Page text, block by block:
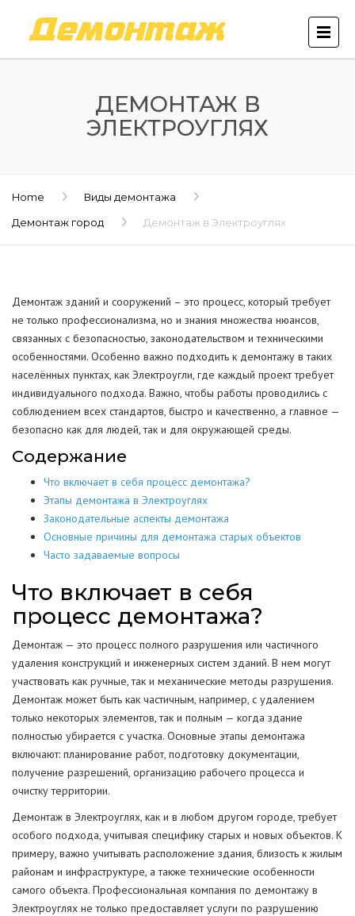
ДЕМОНТАЖ В
ЭЛЕКТРОУГЛЯХ
Home
Виды демонтажа
Демонтаж город
Демонтаж в Электроуглях
Демонтаж зданий и сооружений – это процесс, который требует
не только профессионализма, но и знания множества нюансов,
связанных с безопасностью, законодательством и техническими
особенностями. Особенно важно подходить к демонтажу в таких
населённых пунктах, как Электроугли, где каждый проект требует
индивидуального подхода. Важно, чтобы работы проводились с
соблюдением всех стандартов, быстро и качественно, а главное —
безопасно как для людей, так и для окружающей среды.
Содержание
Что включает в себя процесс демонтажа?
Этапы демонтажа в Электроуглях
Законодательные аспекты демонтажа
Основные причины для демонтажа старых объектов
Часто задаваемые вопросы
Что включает в себя
процесс демонтажа?
Демонтаж — это процесс полного разрушения или частичного
удаления конструкций и инженерных систем зданий. В нем могут
участвовать как ручные, так и механические методы разрушения.
Демонтаж может быть как частичным, например, с удалением
только некоторых элементов, так и полным — когда здание
полностью убирается с участка. Основные этапы демонтажа
включают: планирование работ, подготовку документации,
получение разрешений, организацию рабочего процесса и
очистку территории.
Демонтаж в Электроуглях, как и в любом другом городе, требует
особого подхода, учитывая специфику старых и новых объектов. К
примеру, важно учитывать расположение здания, близость к жилым
районам и инфраструктуре, а также технические особенности
самого объекта. Профессиональная компания по демонтажу в
Электроуглях не только предоставляет услуги по разрушению